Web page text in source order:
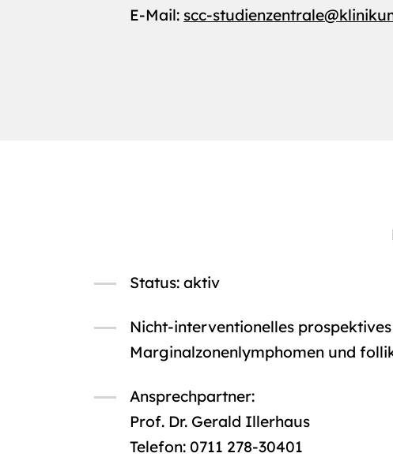
E-Mail: scc-studienzentrale@
Status: aktiv
Nicht-interventionelles
Marginalzonenlymphomen und
Ansprechpartner:
Prof. Dr. Gerald Illerhaus
Telefon: 0711 278-30401